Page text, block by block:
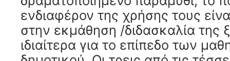
ενδιαφέρον της χρήσης τους
στην εκμάθηση /διδασκαλία της
ιδιαίτερα για το επίπεδο των